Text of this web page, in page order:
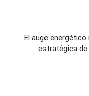
El auge
estratégica